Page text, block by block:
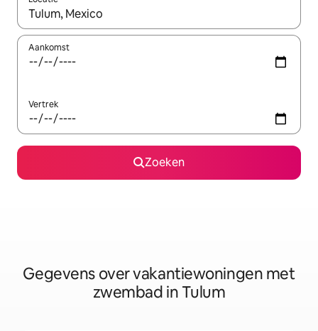
Wanneer er resultaten beschikbaar zijn, maak je een keuze
Aankomst
Vertrek
Zoeken
Gegevens over vakantiewoningen met
zwembad in Tulum